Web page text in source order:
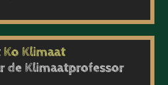
Ko Klimaat
de Klimaatprofessor